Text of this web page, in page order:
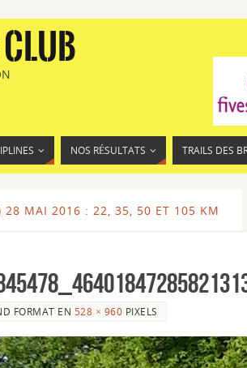
NOS RÉSULTATS TRAILS DES
28 MAI 2016 : 22, 35, 50 ET 105 KM
FORMAT EN 528 × 960 PIXELS